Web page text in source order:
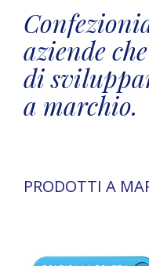
aziende
di
a marchio.
PRODOTTI A